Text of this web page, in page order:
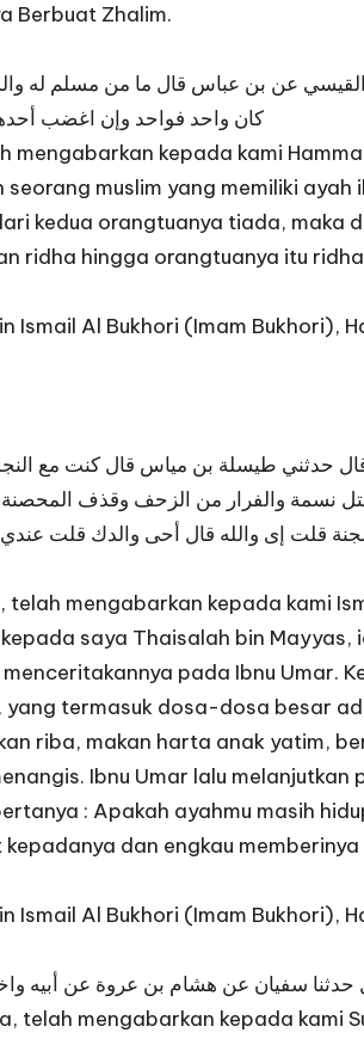
Berbuat Zhalim.
عن بن عباس قال ما من مسلم له
كان واحد فواحد وإن اغضب
kepada kami
muslim yang memiliki
kedua orangtuanya tiada, maka
ridha hingga orangtuanya itu
Al Bukhori (Imam Bukhori),
حدثني طيسلة بن مياس قال كنت مع
نسمة والفرار من الزحف وقذف المحصنة
قلت إى والله قال أحى والدك قلت عندي
mengabarkan kepada kami
saya Thaisalah bin
pada Ibnu Umar.
termasuk dosa-dosa besar
riba, makan harta anak yatim,
Ibnu Umar lalu
: Apakah ayahmu masih
dan engkau
Al Bukhori (Imam Bukhori),
telah mengabarkan kepada kami